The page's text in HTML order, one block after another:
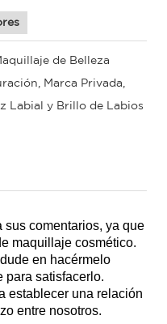
sus comentarios, ya que
maquillaje cosmético.
en hacérmelo
para satisfacerlo.
establecer una relación
entre nosotros.